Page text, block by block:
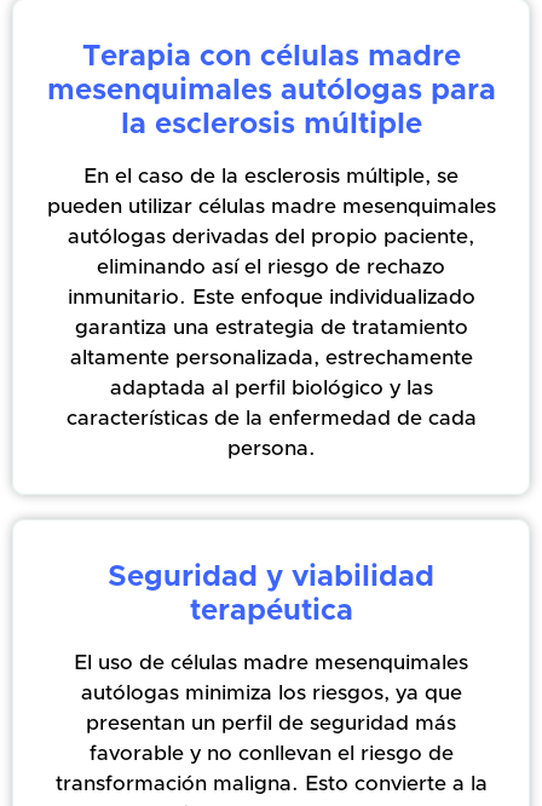
Terapia con células madre
mesenquimales autólogas para
la esclerosis múltiple
En el caso de la esclerosis múltiple, se
pueden utilizar células madre mesenquimales
autólogas derivadas del propio paciente,
eliminando así el riesgo de rechazo
inmunitario. Este enfoque individualizado
garantiza una estrategia de tratamiento
altamente personalizada, estrechamente
adaptada al perfil biológico y las
características de la enfermedad de cada
persona.
Seguridad y viabilidad
terapéutica
El uso de células madre mesenquimales
autólogas minimiza los riesgos, ya que
presentan un perfil de seguridad más
favorable y no conllevan el riesgo de
transformación maligna. Esto convierte a la